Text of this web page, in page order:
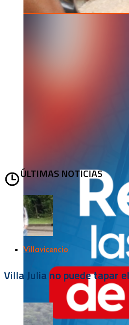
ÚLTIMAS NOTICIAS
Villavicencio
Villa Julia no puede tapar